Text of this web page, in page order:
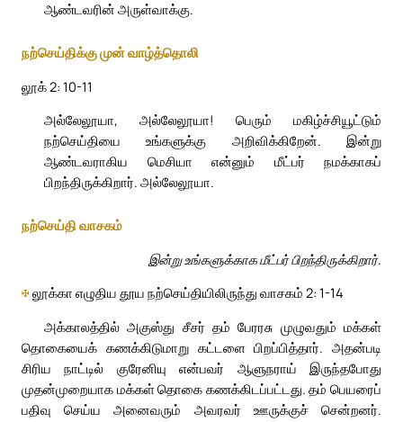
ஆண்டவரின் அருள்வாக்கு.
நற்செய்திக்கு முன் வாழ்த்தொலி
லூக் 2: 10-11
அல்லேலூயா, அல்லேலூயா! பெரும் மகிழ்ச்சியூட்டும்
நற்செய்தியை உங்களுக்கு அறிவிக்கிறேன். இன்று
ஆண்டவராகிய மெசியா என்னும் மீட்பர் நமக்காகப்
பிறந்திருக்கிறார். அல்லேலூயா.
நற்செய்தி வாசகம்
இன்று உங்களுக்காக மீட்பர் பிறந்திருக்கிறார்.
✠லூக்கா எழுதிய தூய நற்செய்தியிலிருந்து வாசகம் 2: 1-14
அக்காலத்தில் அகுஸ்து சீசர் தம் பேரரசு முழுவதும் மக்கள்
தொகையைக் கணக்கிடுமாறு கட்டளை பிறப்பித்தார். அதன்படி
சிரிய நாட்டில் குரேனியு என்பவர் ஆளுநராய் இருந்தபோது
முதன்முறையாக மக்கள் தொகை கணக்கிடப்பட்டது. தம் பெயரைப்
பதிவு செய்ய அனைவரும் அவரவர் ஊருக்குச் சென்றனர்.